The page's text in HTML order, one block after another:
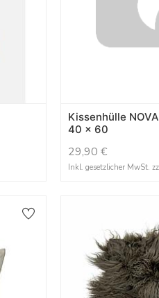
Kissenhülle
40 x 60
29,90 €
Inkl. gesetzlicher MwSt.